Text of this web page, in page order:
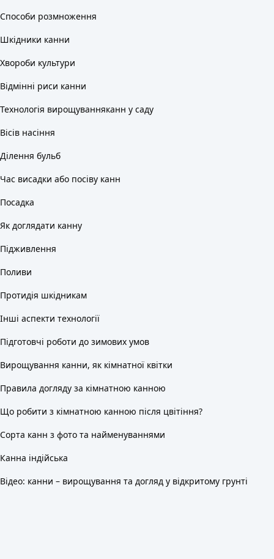
Способи розмноження
Шкідники канни
Хвороби культури
Відмінні риси канни
Технологія вирощуванняканн у саду
Вісів насіння
Ділення бульб
Час висадки або посіву канн
Посадка
Як доглядати канну
Підживлення
Поливи
Протидія шкідникам
Інші аспекти технології
Підготовчі роботи до зимових умов
Вирощування канни, як кімнатної квітки
Правила догляду за кімнатною канною
Що робити з кімнатною канною після цвітіння?
Сорта канн з фото та найменуваннями
Канна індійська
Відео: канни – вирощування та догляд у відкритому грунті